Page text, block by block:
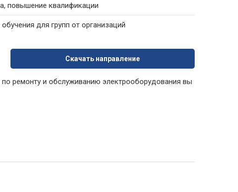
повышение квалификации
для групп от организаций
Скачать направление
ремонту и обслуживанию электрооборудования вы